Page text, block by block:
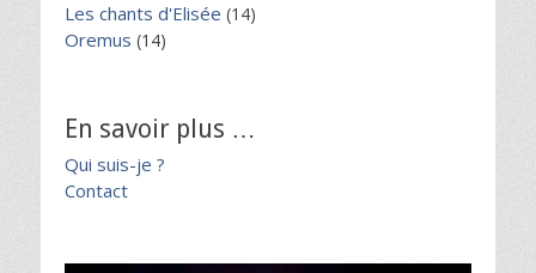
Les chants d'Elisée (14)
Oremus (14)
En savoir plus …
Qui suis-je ?
Contact